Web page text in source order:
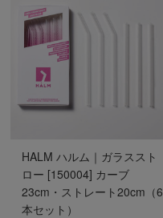
HALM ハルム｜ガラススト
ロー [150004] カーブ
23cm・ストレート20cm（6
本セット）